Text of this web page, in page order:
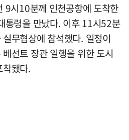
9시10분께 인천공항에 도착한
통령을 만났다. 이후 11시52분
무협상에 참석했다. 일정이
선트 장관 일행을 위한 도시
됐다.